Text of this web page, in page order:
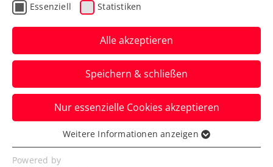
WTA Indian Wells: Tagger
Weltranglistendritter
gestoppt
Auch Anastasia Potapova scheidet bei der
Großveranstaltung in den USA in Runde
zwei aus.
Essenziell Statistiken
Alle akzeptieren
Speichern & schließen
Nur essenzielle Cookies akzeptieren
Essenziell
Essenzielle Cookies werden für grundlegende
Weitere Informationen anzeigen
Powered by